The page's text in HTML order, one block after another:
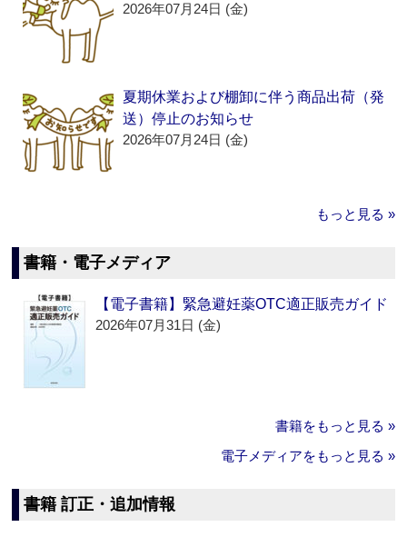
2026年07月24日 (金)
夏期休業および棚卸に伴う商品出荷（発
送）停止のお知らせ
2026年07月24日 (金)
もっと見る »
書籍・電子メディア
【電子書籍】緊急避妊薬OTC適正販売ガイド
2026年07月31日 (金)
書籍をもっと見る »
電子メディアをもっと見る »
書籍 訂正・追加情報